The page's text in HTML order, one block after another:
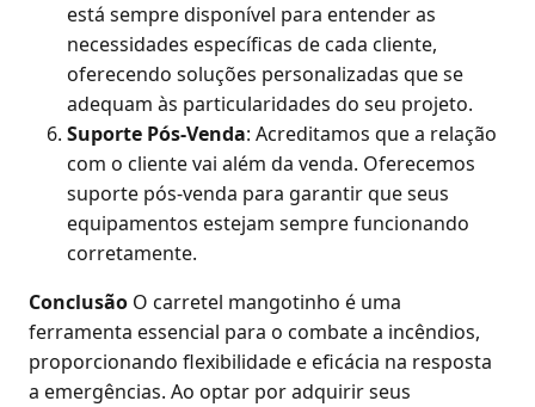
está sempre disponível para entender as
necessidades específicas de cada cliente,
oferecendo soluções personalizadas que se
adequam às particularidades do seu projeto.
Suporte Pós-Venda: Acreditamos que a relação
com o cliente vai além da venda. Oferecemos
suporte pós-venda para garantir que seus
equipamentos estejam sempre funcionando
corretamente.
Conclusão O carretel mangotinho é uma
ferramenta essencial para o combate a incêndios,
proporcionando flexibilidade e eficácia na resposta
a emergências. Ao optar por adquirir seus